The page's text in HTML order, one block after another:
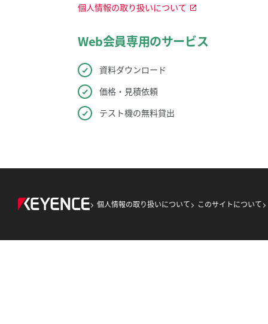
個人情報の取り扱いについて
Web会員専用のサービス
資料ダウンロード
価格・見積依頼
テスト機の無料貸出
個人情報の取り扱いについて このサイトについて